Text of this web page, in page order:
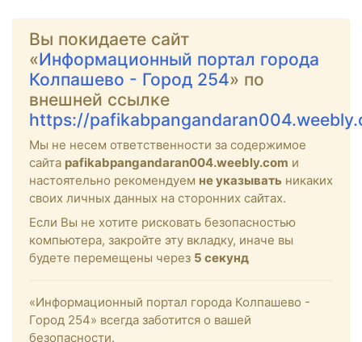
Вы покидаете сайт
«Информационный портал города
Колпашево - Город 254» по
внешней ссылке
https://
Мы не несем ответственности за содержимое
сайта pafikabpangandaran004.weebly.com и
настоятельно рекомендуем не указывать никаких
своих личных данных на сторонних сайтах.
Если Вы не хотите рисковать безопасностью
компьютера, закройте эту вкладку, иначе вы
будете перемещены через 5 секунд
«Информационный портал города Колпашево -
Город 254» всегда заботится о вашей
безопасности.